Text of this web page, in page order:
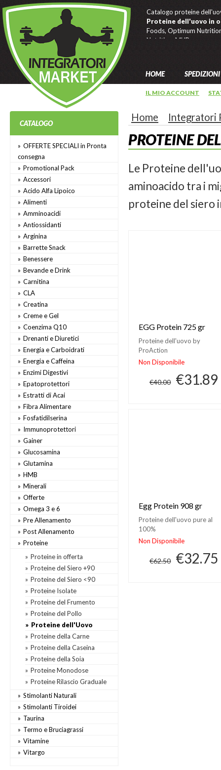
Catalogo proteine
Proteine dell'uovo in
Foods, Optimum
Nutrition, MHP.
HOME SPEDIZIONI
IL MIO ACCOUNT
CATALOGO
OFFERTE SPECIALI in Pronta
consegna
Promotional Pack
Accessori
Acido Alfa Lipoico
Alimenti
Amminoacidi
Antiossidanti
Arginina
Barrette Snack
Benessere
Bevande e Drink
Carnitina
CLA
Creatina
Creme e Gel
Coenzima Q10
Drenanti e Diuretici
Energia e Carboidrati
Energia e Caffeina
Enzimi Digestivi
Epatoprotettori
Estratti di Acai
Fibra Alimentare
Fosfatidilserina
Immunoprotettori
Gainer
Glucosamina
Glutamina
HMB
Minerali
Offerte
Omega 3 e 6
Pre Allenamento
Post Allenamento
Proteine
Proteine in offerta
Proteine del Siero +90
Proteine del Siero <90
Proteine Isolate
Proteine del Frumento
Proteine del Pollo
Proteine dell'Uovo
Proteine della Carne
Proteine della Caseina
Proteine della Soia
Proteine Monodose
Proteine Rilascio Graduale
Stimolanti Naturali
Stimolanti Tiroidei
Taurina
Termo e Bruciagrassi
Vitamine
Vitargo
Home Integratori
PROTEINE
Le Proteine
aminoacido tra i
proteine del siero
EGG Protein 725 gr
Proteine dell'uovo by
ProAction
Non Disponibile
€40.00 €31.89
Egg Protein 908 gr
Proteine dell'uovo pure al
100%
Non Disponibile
€62.50 €32.75